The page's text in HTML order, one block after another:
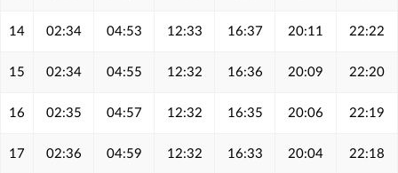
14 02:34 04:53 12:33 16:37 20:11 22:22
15 02:34 04:55 12:32 16:36 20:09 22:20
16 02:35 04:57 12:32 16:35 20:06 22:19
17 02:36 04:59 12:32 16:33 20:04 22:18